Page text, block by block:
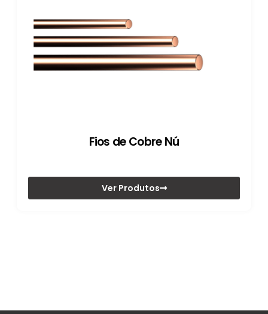
Fios de Cobre Nú
Ver Produtos